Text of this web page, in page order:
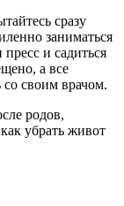
сразу
заниматься
пресс и садиться
а все
со своим врачом.